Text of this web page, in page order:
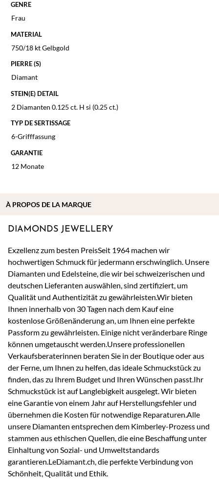
GENRE
Frau
MATERIAL
750/18 kt Gelbgold
PIERRE (S)
Diamant
STEIN(E) DETAIL
2 Diamanten 0.125 ct. H si (0.25 ct.)
TYP DE SERTISSAGE
6-Grifffassung
GARANTIE
12 Monate
DIAMONDS JEWELLERY
Exzellenz zum besten PreisSeit 1964 machen wir
hochwertigen Schmuck für jedermann erschwinglich. Unsere
Diamanten und Edelsteine, die wir bei schweizerischen und
deutschen Lieferanten auswählen, sind zertifiziert, um
Qualität und Authentizität zu gewährleisten.Wir bieten
Ihnen innerhalb von 30 Tagen nach dem Kauf eine
kostenlose Größenänderung an, um Ihnen eine perfekte
Passform zu gewährleisten. Einige nicht veränderbare Ringe
können umgetauscht werden.Unsere professionellen
Verkaufsberaterinnen beraten Sie in der Boutique oder aus
der Ferne, um Ihnen zu helfen, das ideale Schmuckstück zu
finden, das zu Ihrem Budget und Ihren Wünschen passt.Ihr
Schmuckstück ist auf Langlebigkeit ausgelegt. Wir bieten
eine Garantie von einem Jahr auf Herstellungsfehler und
übernehmen die Kosten für notwendige Reparaturen.Alle
unsere Diamanten entsprechen dem Kimberley-Prozess und
stammen aus ethischen Quellen, die eine Beschaffung unter
Einhaltung von Sozial- und Umweltstandards
garantieren.LeDiamant.ch, die perfekte Verbindung von
Schönheit, Qualität und Ethik.
À PROPOS DE LA MARQUE